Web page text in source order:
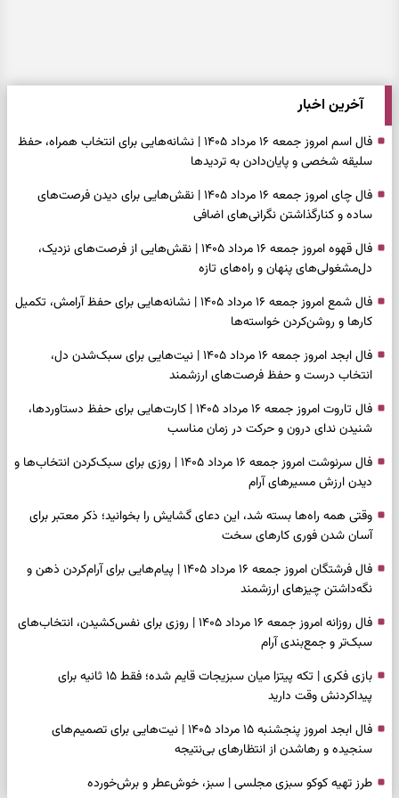
آخرین اخبار
فال اسم امروز جمعه ۱۶ مرداد ۱۴۰۵ | نشانه‌هایی برای انتخاب همراه، حفظ
سلیقه شخصی و پایان‌دادن به تردیدها
فال چای امروز جمعه ۱۶ مرداد ۱۴۰۵ | نقش‌هایی برای دیدن فرصت‌های
ساده و کنارگذاشتن نگرانی‌های اضافی
فال قهوه امروز جمعه ۱۶ مرداد ۱۴۰۵ | نقش‌هایی از فرصت‌های نزدیک،
دل‌مشغولی‌های پنهان و راه‌های تازه
فال شمع امروز جمعه ۱۶ مرداد ۱۴۰۵ | نشانه‌هایی برای حفظ آرامش، تکمیل
کارها و روشن‌کردن خواسته‌ها
فال ابجد امروز جمعه ۱۶ مرداد ۱۴۰۵ | نیت‌هایی برای سبک‌شدن دل،
انتخاب درست و حفظ فرصت‌های ارزشمند
فال تاروت امروز جمعه ۱۶ مرداد ۱۴۰۵ | کارت‌هایی برای حفظ دستاوردها،
شنیدن ندای درون و حرکت در زمان مناسب
فال سرنوشت امروز جمعه ۱۶ مرداد ۱۴۰۵ | روزی برای سبک‌کردن انتخاب‌ها و
دیدن ارزش مسیرهای آرام
وقتی همه راه‌ها بسته شد، این دعای گشایش را بخوانید؛ ذکر معتبر برای
آسان شدن فوری کارهای سخت
فال فرشتگان امروز جمعه ۱۶ مرداد ۱۴۰۵ | پیام‌هایی برای آرام‌کردن ذهن و
نگه‌داشتن چیزهای ارزشمند
فال روزانه امروز جمعه ۱۶ مرداد ۱۴۰۵ | روزی برای نفس‌کشیدن، انتخاب‌های
سبک‌تر و جمع‌بندی آرام
بازی فکری | تکه پیتزا میان سبزیجات قایم شده؛ فقط ۱۵ ثانیه برای
پیداکردنش وقت دارید
فال ابجد امروز پنجشنبه ۱۵ مرداد ۱۴۰۵ | نیت‌هایی برای تصمیم‌های
سنجیده و رهاشدن از انتظارهای بی‌نتیجه
طرز تهیه کوکو سبزی مجلسی | سبز، خوش‌عطر و برش‌خورده